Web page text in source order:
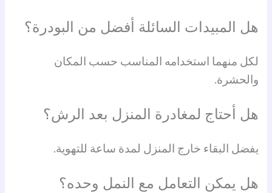
هل المبيدات السائلة أفضل من البودرة؟
لكل منهما استخدامه المناسب حسب المكان
والحشرة.
هل أحتاج لمغادرة المنزل بعد الرش؟
يفضل البقاء خارج المنزل لمدة ساعة للتهوية.
هل يمكن التعامل مع النمل وحده؟